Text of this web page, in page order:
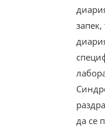
да се